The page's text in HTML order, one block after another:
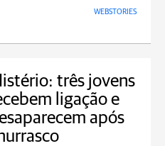
WEBSTORIES
três jovens
ligação e
após